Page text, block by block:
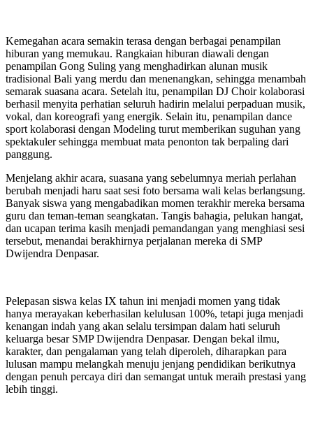
Kemegahan acara semakin terasa dengan berbagai penampilan
hiburan yang memukau. Rangkaian hiburan diawali dengan
penampilan Gong Suling yang menghadirkan alunan musik
tradisional Bali yang merdu dan menenangkan, sehingga menambah
semarak suasana acara. Setelah itu, penampilan DJ Choir kolaborasi
berhasil menyita perhatian seluruh hadirin melalui perpaduan musik,
vokal, dan koreografi yang energik. Selain itu, penampilan dance
sport kolaborasi dengan Modeling turut memberikan suguhan yang
spektakuler sehingga membuat mata penonton tak berpaling dari
panggung.
Menjelang akhir acara, suasana yang sebelumnya meriah perlahan
berubah menjadi haru saat sesi foto bersama wali kelas berlangsung.
Banyak siswa yang mengabadikan momen terakhir mereka bersama
guru dan teman-teman seangkatan. Tangis bahagia, pelukan hangat,
dan ucapan terima kasih menjadi pemandangan yang menghiasi sesi
tersebut, menandai berakhirnya perjalanan mereka di SMP
Dwijendra Denpasar.
Pelepasan siswa kelas IX tahun ini menjadi momen yang tidak
hanya merayakan keberhasilan kelulusan 100%, tetapi juga menjadi
kenangan indah yang akan selalu tersimpan dalam hati seluruh
keluarga besar SMP Dwijendra Denpasar. Dengan bekal ilmu,
karakter, dan pengalaman yang telah diperoleh, diharapkan para
lulusan mampu melangkah menuju jenjang pendidikan berikutnya
dengan penuh percaya diri dan semangat untuk meraih prestasi yang
lebih tinggi.